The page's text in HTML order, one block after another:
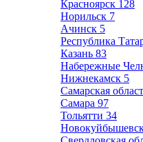
Красноярск 128
Норильск 7
Ачинск 5
Республика
Казань 83
Набережные
Нижнекамск 5
Самарская
Самара 97
Тольятти 34